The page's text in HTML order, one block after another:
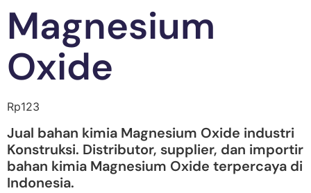
Magnesium
Oxide
Rp123
Jual bahan kimia Magnesium Oxide industri
Konstruksi. Distributor, supplier, dan importir
bahan kimia Magnesium Oxide terpercaya di
Indonesia.